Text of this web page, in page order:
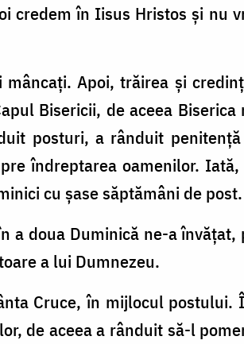
credem în Iisus Hristos şi nu
Apoi, trăirea şi
Bisericii, de aceea
posturi, a rânduit
îndreptarea oamenilor.
cu şase săptămâni de post.
a doua Duminică ne-a
a lui Dumnezeu.
Cruce, în mijlocul postului.
de aceea a rânduit să-l